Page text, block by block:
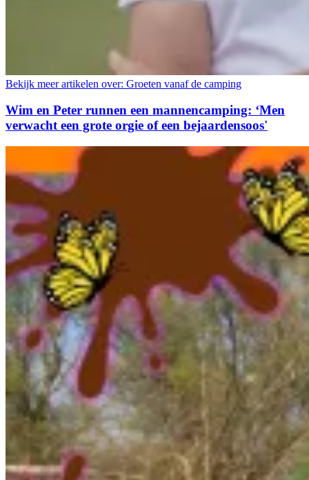
Bekijk meer artikelen over: Groeten vanaf de camping
Wim en Peter runnen een mannencamping: ‘Men
verwacht een grote orgie of een bejaardensoos'